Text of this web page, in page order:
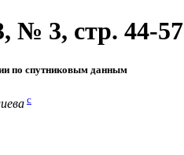
№ 3, стр. 44-57
по спутниковым данным
c